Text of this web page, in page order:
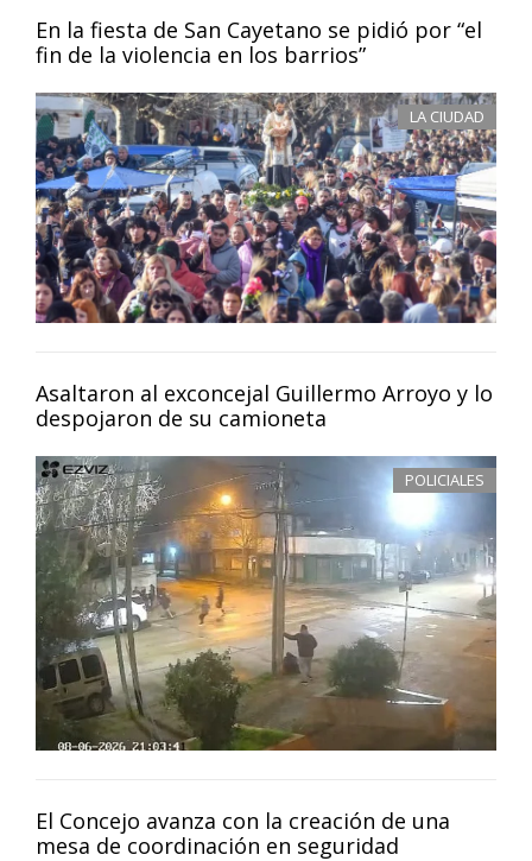
En la fiesta de San Cayetano se pidió por “el
fin de la violencia en los barrios”
LA CIUDAD
Asaltaron al exconcejal Guillermo Arroyo y lo
despojaron de su camioneta
POLICIALES
El Concejo avanza con la creación de una
mesa de coordinación en seguridad